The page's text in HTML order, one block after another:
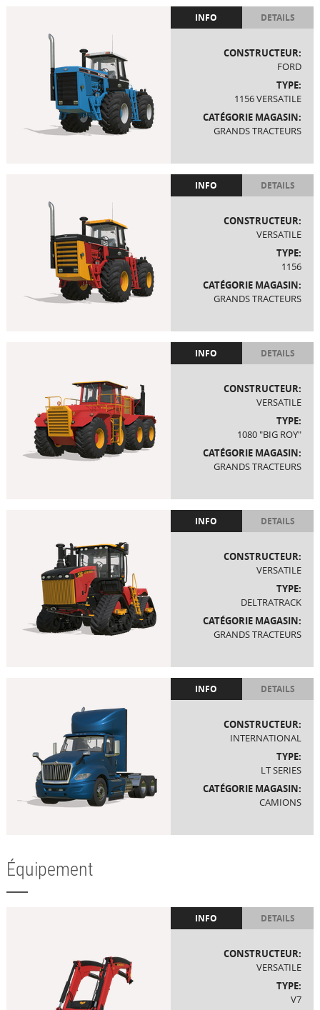
INFO DETAILS
CONSTRUCTEUR:
FORD
TYPE:
1156 VERSATILE
CATÉGORIE MAGASIN:
GRANDS TRACTEURS
INFO DETAILS
CONSTRUCTEUR:
VERSATILE
TYPE:
1156
CATÉGORIE MAGASIN:
GRANDS TRACTEURS
INFO DETAILS
CONSTRUCTEUR:
VERSATILE
TYPE:
1080 "BIG ROY"
CATÉGORIE MAGASIN:
GRANDS TRACTEURS
INFO DETAILS
CONSTRUCTEUR:
VERSATILE
TYPE:
DELTRATRACK
CATÉGORIE MAGASIN:
GRANDS TRACTEURS
INFO DETAILS
CONSTRUCTEUR:
INTERNATIONAL
TYPE:
LT SERIES
CATÉGORIE MAGASIN:
CAMIONS
Équipement
INFO DETAILS
CONSTRUCTEUR:
VERSATILE
TYPE:
V7